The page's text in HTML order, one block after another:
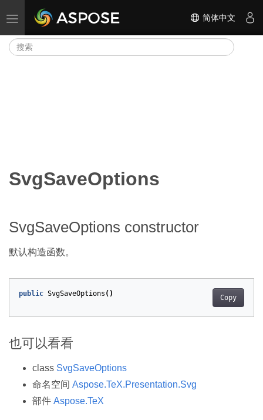
切换导航 简体中文
SvgSaveOptions
SvgSaveOptions constructor
默认构造函数。
Copy
public SvgSaveOptions ()
也可以看看
class SvgSaveOptions
命名空间 Aspose.TeX.Presentation.Svg
部件 Aspose.TeX